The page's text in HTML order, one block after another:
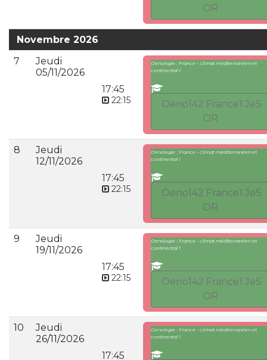
OR
Novembre 2026
7
Jeudi
05/11/2026
17:45
22:15
Oenologie : France - climat méditerranéen et
continental 1
Oeno142 France1 JeS
OR
8
Jeudi
12/11/2026
17:45
22:15
Oenologie : France - climat méditerranéen et
continental 1
Oeno142 France1 JeS
OR
9
Jeudi
19/11/2026
17:45
22:15
Oenologie : France - climat méditerranéen et
continental 1
Oeno142 France1 JeS
OR
10
Jeudi
26/11/2026
17:45
Oenologie : France - climat méditerranéen et
continental 1